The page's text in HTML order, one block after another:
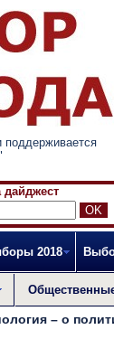
поддерживается
дайджест
2018
– о